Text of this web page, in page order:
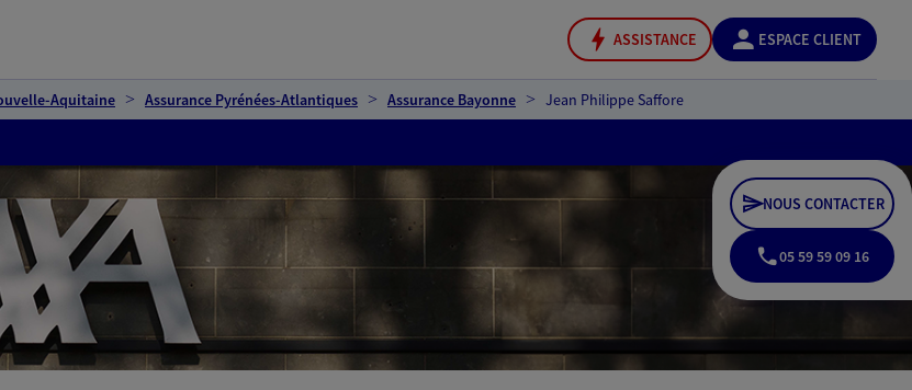
ASSISTANCE ESPACE CLIENT
Aquitaine Assurance Pyrénées-Atlantiques Assurance Bayonne Jean Philippe Saffore
NOUS CONTACTER
05 59 59 09 16